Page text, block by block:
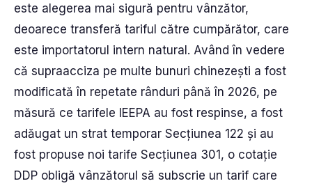
este alegerea mai sigură pentru vânzător,
deoarece transferă tariful către cumpărător, care
este importatorul intern natural. Având în vedere
că supraacciza pe multe bunuri chinezești a fost
modificată în repetate rânduri până în 2026, pe
măsură ce tarifele IEEPA au fost respinse, a fost
adăugat un strat temporar Secțiunea 122 și au
fost propuse noi tarife Secțiunea 301, o cotație
DDP obligă vânzătorul să subscrie un tarif care